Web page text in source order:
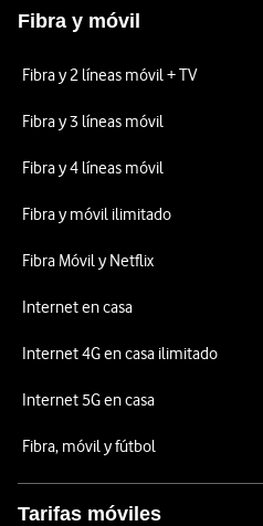
Fibra y móvil
Fibra y 2 líneas móvil + TV
Fibra y 3 líneas móvil
Fibra y 4 líneas móvil
Fibra y móvil ilimitado
Fibra Móvil y Netflix
Internet en casa
Internet 4G en casa ilimitado
Internet 5G en casa
Fibra, móvil y fútbol
Tarifas móviles